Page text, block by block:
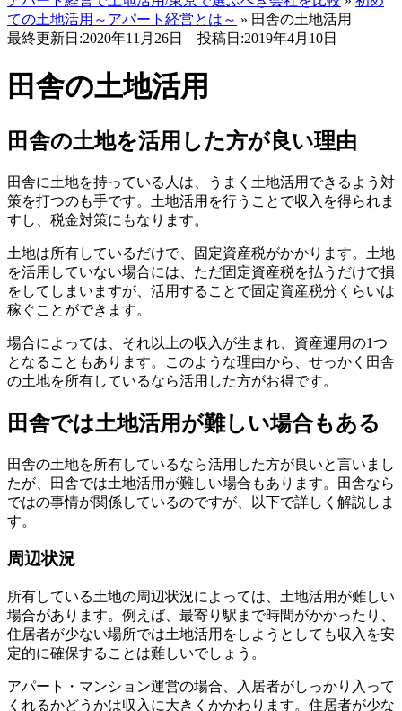
ての土地活用～アパート経営とは～ » 田舎の土地活用
最終更新日:2020年11月26日
投稿日:2019年4月10日
田舎の土地活用
田舎の土地を活用した方が良い理由
田舎に土地を持っている人は、うまく土地活用できるよう対
策を打つのも手です。土地活用を行うことで収入を得られま
すし、税金対策にもなります。
土地は所有しているだけで、固定資産税がかかります。土地
を活用していない場合には、ただ固定資産税を払うだけで損
をしてしまいますが、活用することで固定資産税分くらいは
稼ぐことができます。
場合によっては、それ以上の収入が生まれ、資産運用の1つ
となることもあります。このような理由から、せっかく田舎
の土地を所有しているなら活用した方がお得です。
田舎では土地活用が難しい場合もある
田舎の土地を所有しているなら活用した方が良いと言いまし
たが、田舎では土地活用が難しい場合もあります。田舎なら
ではの事情が関係しているのですが、以下で詳しく解説しま
す。
周辺状況
所有している土地の周辺状況によっては、土地活用が難しい
場合があります。例えば、最寄り駅まで時間がかかったり、
住居者が少ない場所では土地活用をしようとしても収入を安
定的に確保することは難しいでしょう。
アパート・マンション運営の場合、入居者がしっかり入って
くれるかどうかは収入に大きくかかわります。住居者が少な